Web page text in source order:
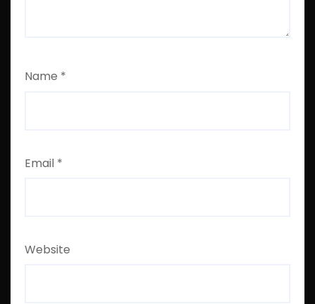
Name *
Email *
Website